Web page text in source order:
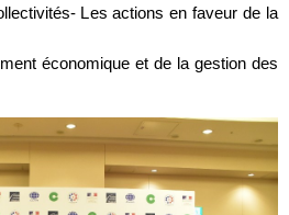
Les actions en faveur de la
économique et de la gestion des